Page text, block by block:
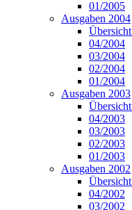
01/2005
Ausgaben 2004
04/2004
03/2004
02/2004
01/2004
Ausgaben 2003
04/2003
03/2003
02/2003
01/2003
Ausgaben 2002
04/2002
03/2002